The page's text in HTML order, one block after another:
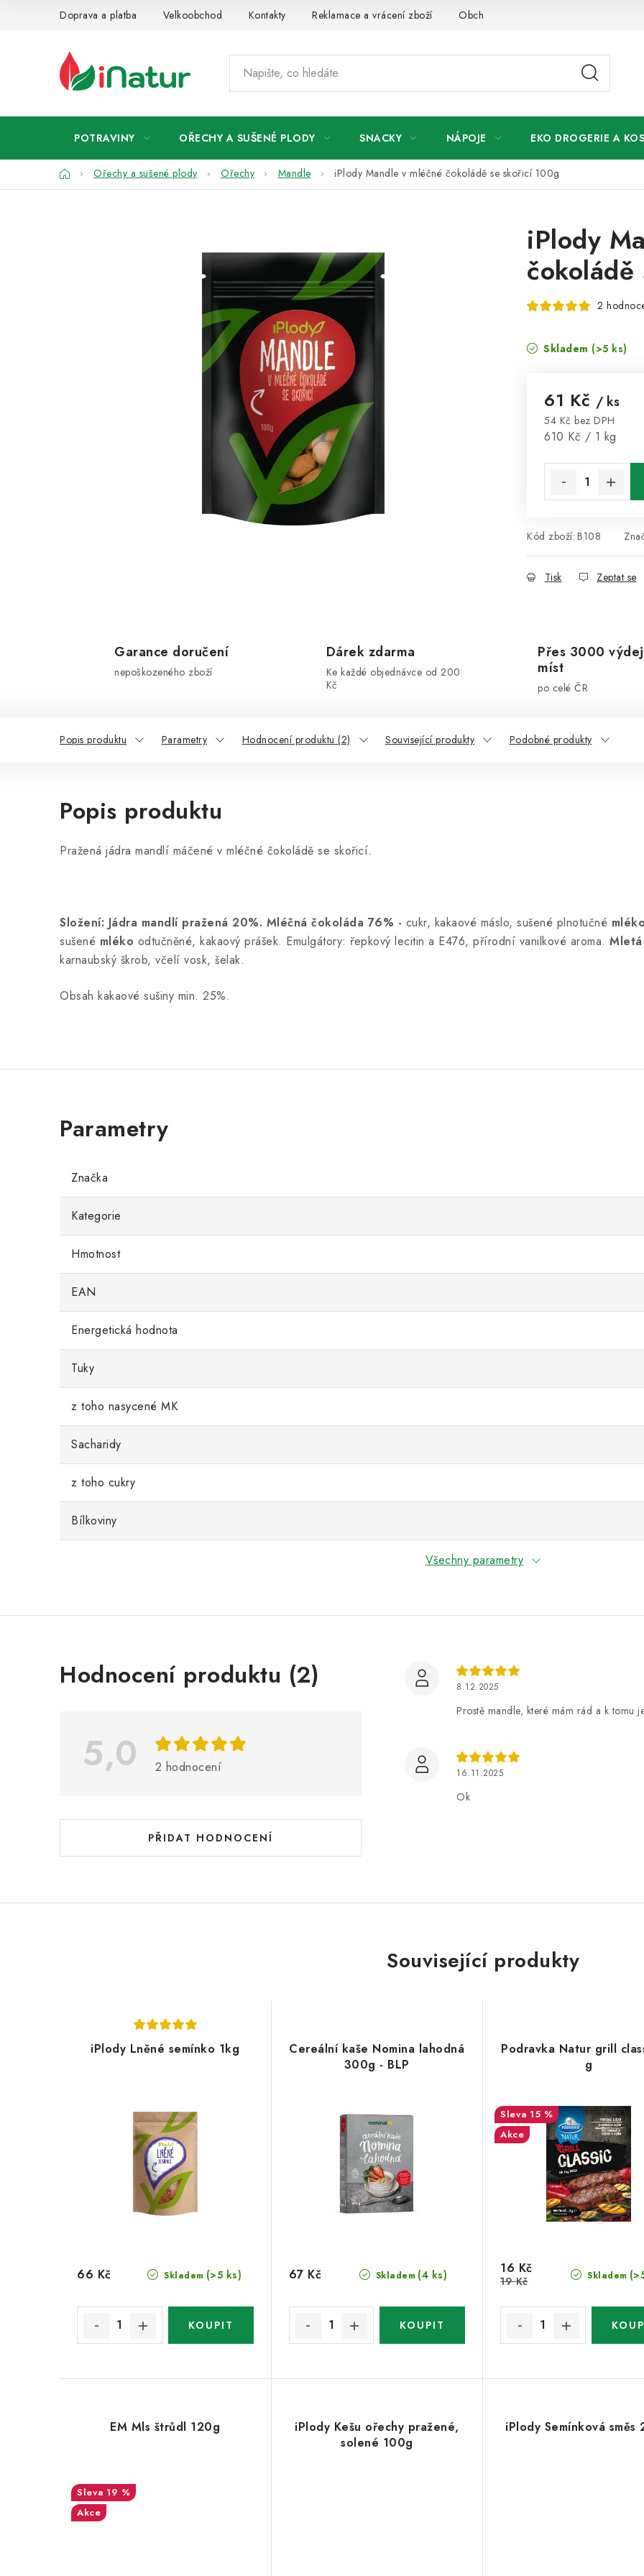
Doprava a platba Velkoobchod Kontakty Reklamace a vrácení zboží Obchodní podmínky
POTRAVINY OŘECHY A SUŠENÉ PLODY SNACKY NÁPOJE EKO DROGERIE A
DomůOřechy a sušené plody Ořechy Mandle iPlody Mandle v mléčné čokoládě se skořicí 100g
iPlody
2
Skladem (>5 ks)
61 Kč / ks
54 Kč bez DPH
Měrná cena:
610 Kč / 1 kg
Kód zboží: B108
Tisk Zeptat se
Garance doručení
nepoškozeného zboží
Dárek zdarma
Ke každé objednávce od 200
Kč
Přes 3000
míst
po celé ČR
Popis produktu Parametry Hodnocení produktu (2) Související produkty Podobné produkty
Popis produktu
Pražená jádra mandlí máčené v mléčné čokoládě se skořicí.
Složení: Jádra mandlí pražená 20%. Mléčná čokoláda 76% - cukr, kakaové máslo, sušené plnotučné mléko
sušené mléko odtučněné, kakaový prášek. Emulgátory: řepkový lecitin a E476, přírodní vanilkové aroma.
karnaubský škrob, včelí vosk, šelak.
Obsah kakaové sušiny min. 25%.
Značka
Kategorie
Hmotnost
EAN
Energetická hodnota
Tuky
z toho nasycené MK
Sacharidy
z toho cukry
Bílkoviny
Všechny parametry
Hodnocení produktu (2)
5,0 2 hodnocení
PŘIDAT HODNOCENÍ
V
o
n
c
8.12.2025
Prostě mandle, které mám rád a k tomu
16.11.2025
Ok
Související produkty
iPlody Lněné semínko 1kg
Skladem (>5 ks)
66 Kč
Cereální kaše Nomina lahodná
300g - BLP
Skladem (4 ks)
67 Kč
Podravka Natur grill
g
15 %
Akce
Skladem
16 Kč
19 Kč
EM Mls štrůdl 120g
19 %
Akce
iPlody Kešu ořechy pražené,
solené 100g
iPlody Semínková směs